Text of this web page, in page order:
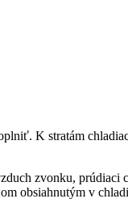
K stratám
zvonku,
obsiahnutým v